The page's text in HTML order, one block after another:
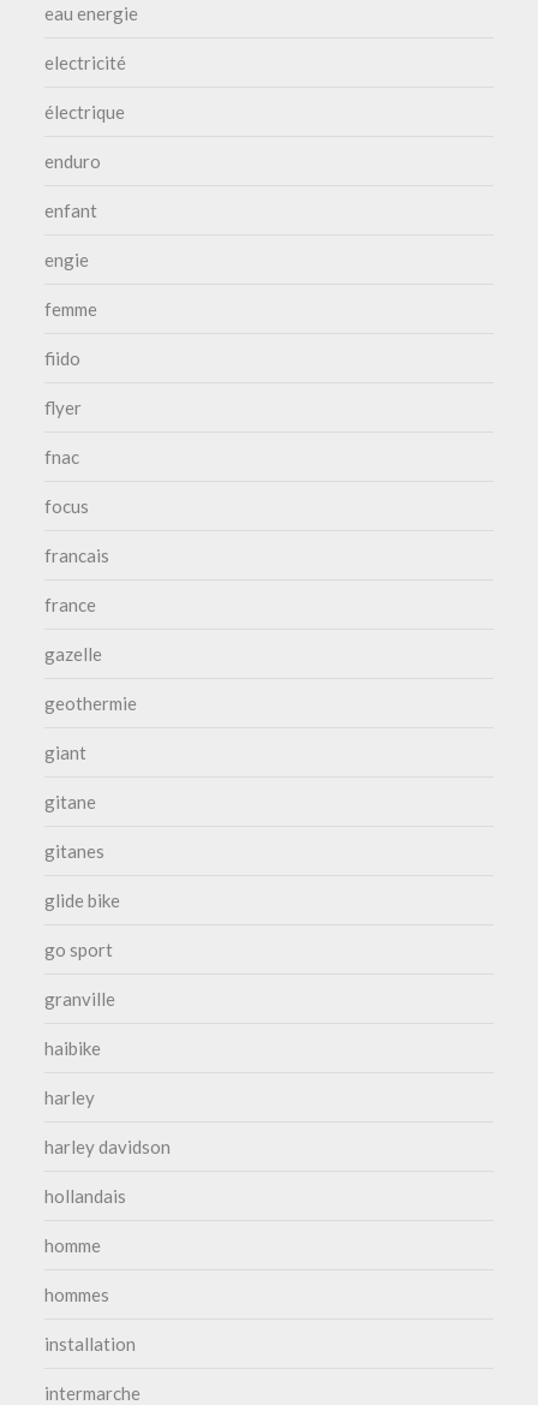
eau energie
electricité
électrique
enduro
enfant
engie
femme
fiido
flyer
fnac
focus
francais
france
gazelle
geothermie
giant
gitane
gitanes
glide bike
go sport
granville
haibike
harley
harley davidson
hollandais
homme
hommes
installation
intermarche